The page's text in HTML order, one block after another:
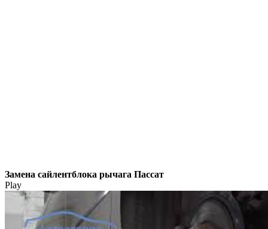
Замена сайлентблока рычага Пассат
Play